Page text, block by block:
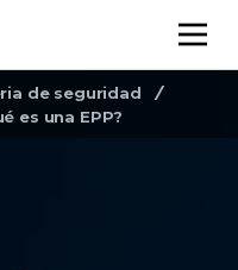
de seguridad
es una EPP?